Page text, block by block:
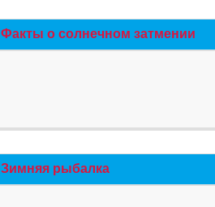
Факты о солнечном затмении
Зимняя рыбалка